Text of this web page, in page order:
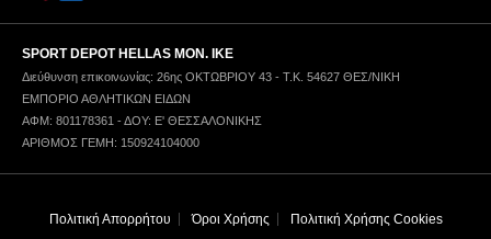
SPORT DEPOT HELLAS ΜΟΝ. ΙΚΕ
Διεύθυνση επικοινωνίας: 26ης ΟΚΤΩΒΡΙΟΥ 43 - Τ.Κ. 54627 ΘΕΣ/ΝΙΚΗ
ΕΜΠΟΡΙΟ ΑΘΛΗΤΙΚΩΝ ΕΙΔΩΝ
ΑΦΜ: 801178361 - ΔΟΥ: Ε' ΘΕΣΣΑΛΟΝΙΚΗΣ
ΑΡΙΘΜΟΣ ΓΕΜΗ: 150924104000
Πολιτική Απορρήτου Όροι Χρήσης Πολιτική Χρήσης Cookies